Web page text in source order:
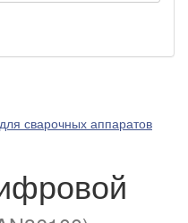
сварочных аппаратов